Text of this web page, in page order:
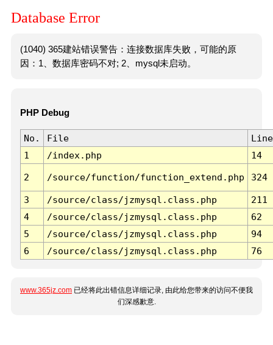
Database Error
(1040) 365建站错误警告：连接数据库失败，可能的原
因：1、数据库密码不对; 2、mysql未启动。
PHP Debug
No. File
Line
1
/index.php 14
2 /source/function/function_extend.php 324
3 /source/class/jzmysql.class.php
211
4
/source/class/jzmysql.class.php
62
5
/source/class/jzmysql.class.php
94
6
/source/class/jzmysql.class.php 76
www.365jz.com 已经将此出错信息详细记录, 由此给您带来的访问不便我
们深感歉意.